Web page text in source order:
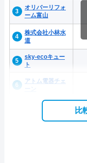
オリバーリフォ
ーム富山
株式会社小林水
道
sky-ecoキュー
ト
アトム電器チェ
比